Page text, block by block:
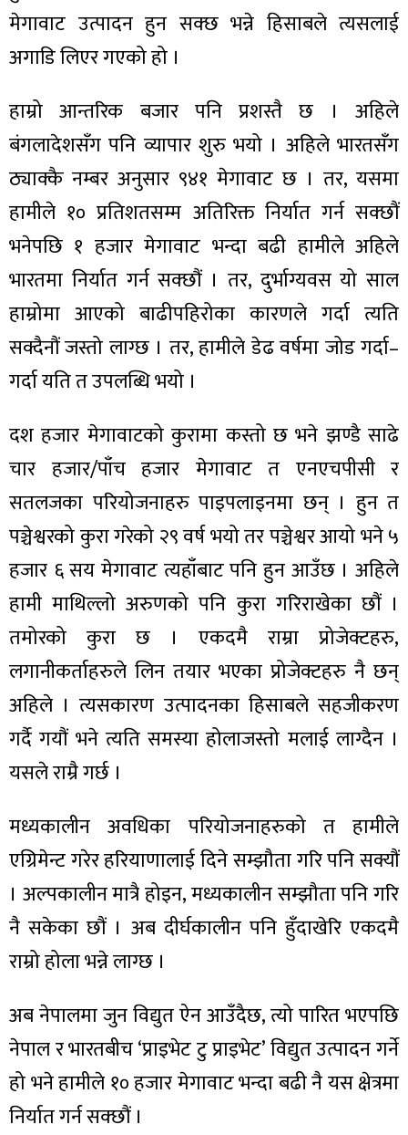
मेगावाट उत्पादन हुन सक्छ भन्ने हिसाबले त्यसलाई
अगाडि लिएर गएको हो ।
हाम्रो आन्तरिक बजार पनि प्रशस्तै छ । अहिले
बंगलादेशसँग पनि व्यापार शुरु भयो । अहिले भारतसँग
ठ्याक्कै नम्बर अनुसार ९४१ मेगावाट छ । तर, यसमा
हामीले १० प्रतिशतसम्म अतिरिक्त निर्यात गर्न सक्छौं
भनेपछि १ हजार मेगावाट भन्दा बढी हामीले अहिले
भारतमा निर्यात गर्न सक्छौं । तर, दुर्भाग्यवस यो साल
हाम्रोमा आएको बाढीपहिरोका कारणले गर्दा त्यति
सक्दैनौं जस्तो लाग्छ । तर, हामीले डेढ वर्षमा जोड गर्दा–
गर्दा यति त उपलब्धि भयो ।
दश हजार मेगावाटको कुरामा कस्तो छ भने झण्डै साढे
चार हजार/पाँच हजार मेगावाट त एनएचपीसी र
सतलजका परियोजनाहरु पाइपलाइनमा छन् । हुन त
पञ्चेश्वरको कुरा गरेको २९ वर्ष भयो तर पञ्चेश्वर आयो भने ५
हजार ६ सय मेगावाट त्यहाँबाट पनि हुन आउँछ । अहिले
हामी माथिल्लो अरुणको पनि कुरा गरिराखेका छौं ।
तमोरको कुरा छ । एकदमै राम्रा प्रोजेक्टहरु,
लगानीकर्ताहरुले लिन तयार भएका प्रोजेक्टहरु नै छन्
अहिले । त्यसकारण उत्पादनका हिसाबले सहजीकरण
गर्दै गयौं भने त्यति समस्या होलाजस्तो मलाई लाग्दैन ।
यसले राम्रै गर्छ ।
मध्यकालीन अवधिका परियोजनाहरुको त हामीले
एग्रिमेन्ट गरेर हरियाणालाई दिने सम्झौता गरि पनि सक्यौं
। अल्पकालीन मात्रै होइन, मध्यकालीन सम्झौता पनि गरि
नै सकेका छौं । अब दीर्घकालीन पनि हुँदाखेरि एकदमै
राम्रो होला भन्ने लाग्छ ।
अब नेपालमा जुन विद्युत ऐन आउँदैछ, त्यो पारित भएपछि
नेपाल र भारतबीच ‘प्राइभेट टु प्राइभेट’ विद्युत उत्पादन गर्ने
हो भने हामीले १० हजार मेगावाट भन्दा बढी नै यस क्षेत्रमा
निर्यात गर्न सक्छौं ।